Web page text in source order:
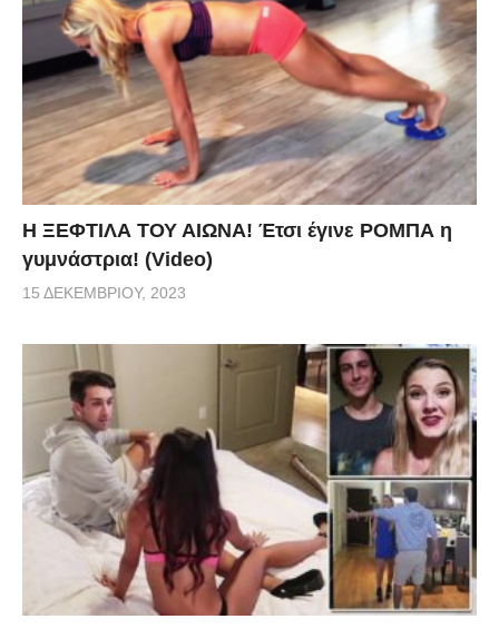
Η ΞΕΦΤΙΛΑ ΤΟΥ ΑΙΩΝΑ! Έτσι έγινε ΡΟΜΠΑ η
γυμνάστρια! (Video)
15 ΔΕΚΕΜΒΡΊΟΥ, 2023